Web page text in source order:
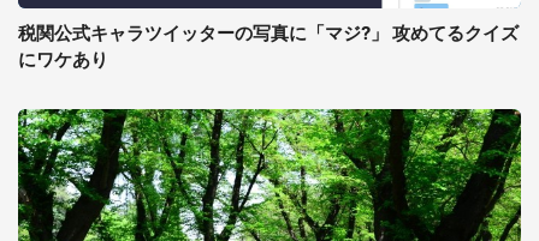
税関公式キャラツイッターの写真に「マジ?」 攻めてるクイズ
にワケあり